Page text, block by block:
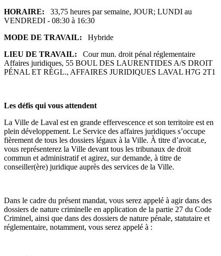
HORAIRE: 33,75 heures par semaine, JOUR; LUNDI au
VENDREDI - 08:30 à 16:30
MODE DE TRAVAIL: Hybride
LIEU DE TRAVAIL: Cour mun. droit pénal réglementaire
Affaires juridiques, 55 BOUL DES LAURENTIDES A/S DROIT
PÉNAL ET RÉGL., AFFAIRES JURIDIQUES LAVAL H7G 2T1
Les défis qui vous attendent
La Ville de Laval est en grande effervescence et son territoire est en
plein développement. Le Service des affaires juridiques s’occupe
fièrement de tous les dossiers légaux à la Ville. À titre d’avocat.e,
vous représenterez la Ville devant tous les tribunaux de droit
commun et administratif et agirez, sur demande, à titre de
conseiller(ère) juridique auprès des services de la Ville.
Dans le cadre du présent mandat, vous serez appelé à agir dans des
dossiers de nature criminelle en application de la partie 27 du Code
Criminel, ainsi que dans des dossiers de nature pénale, statutaire et
réglementaire, notamment, vous serez appelé à :